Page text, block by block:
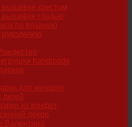
крестом
гладью
по вязанию
handmade
для женщин
детей
из конфет
декор
Валентина